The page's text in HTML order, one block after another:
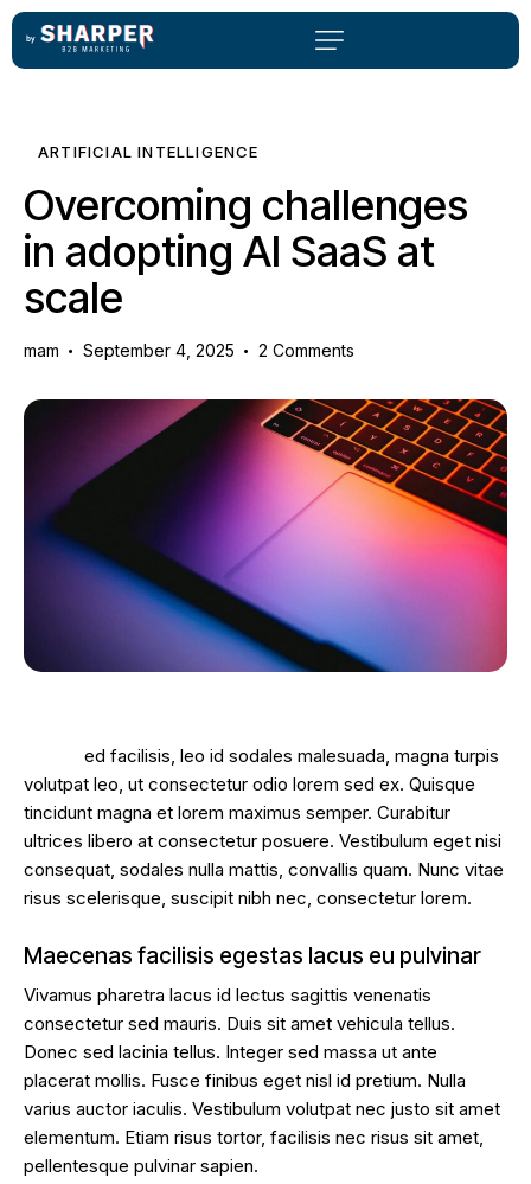
ARTIFICIAL INTELLIGENCE
Overcoming challenges
in adopting AI SaaS at
scale
mam September 4, 2025 2 Comments
ed facilisis, leo id sodales malesuada, magna turpis
volutpat leo, ut consectetur odio lorem sed ex. Quisque
tincidunt magna et lorem maximus semper. Curabitur
ultrices libero at consectetur posuere. Vestibulum eget nisi
consequat, sodales nulla mattis, convallis quam. Nunc vitae
risus scelerisque, suscipit nibh nec, consectetur lorem.
Maecenas facilisis egestas lacus eu pulvinar
Vivamus pharetra lacus id lectus sagittis venenatis
consectetur sed mauris. Duis sit amet vehicula tellus.
Donec sed lacinia tellus. Integer sed massa ut ante
placerat mollis. Fusce finibus eget nisl id pretium. Nulla
varius auctor iaculis. Vestibulum volutpat nec justo sit amet
elementum. Etiam risus tortor, facilisis nec risus sit amet,
pellentesque pulvinar sapien.